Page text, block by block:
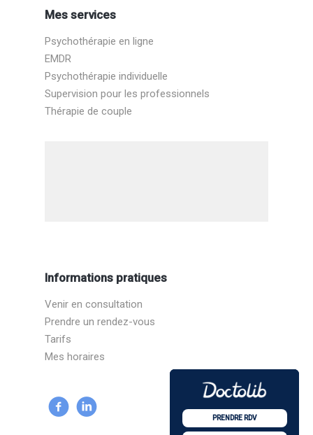
PRENDRE RDV
PRENDRE RDV
Mes services
Psychothérapie en ligne
EMDR
Psychothérapie individuelle
Supervision pour les professionnels
Thérapie de couple
PRENDRE RDV
Informations pratiques
Venir en consultation
Prendre un rendez-vous
Tarifs
Mes horaires